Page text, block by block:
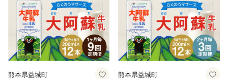
熊本県益城町 熊本県益城町